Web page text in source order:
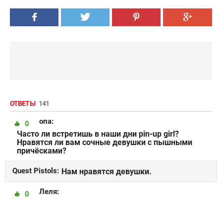
ОТВЕТЫ 141
опа:
0
Часто ли встретишь в наши дни pin-up girl?
Нравятся ли вам сочные девушки с пышными
причёсками?
Quest Pistols: Нам нравятся девушки.
Леля:
0